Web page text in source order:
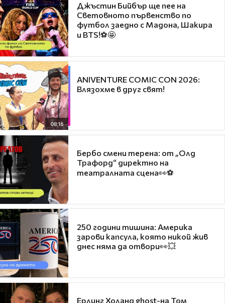
Джъстин Бийбър ще пее на
Световното първенство по
футбол заедно с Мадона, Шакира
и BTS!⚽🤩
08:16
ANIVENTURE COMIC CON 2026:
Влязохме в друг свят!
Бербо смени терена: от „Олд
Трафорд“ директно на
театралната сцена👀⚽
250 години тишина: Америка
зарови капсула, която никой жив
днес няма да отвори👀💥
Ерлинг Холанд ghost-на Том